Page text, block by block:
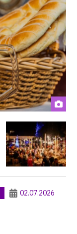
02.07.2026